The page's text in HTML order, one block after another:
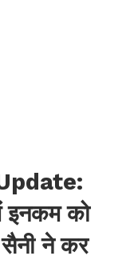
इनकम को
ने कर